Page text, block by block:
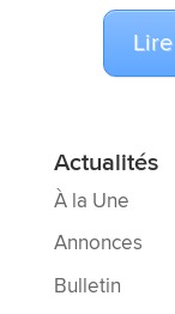
Actualités
À la Une
Annonces
Bulletin